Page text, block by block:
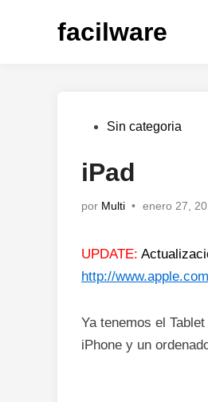
facilware
Publicado
Sin categoria
iPad
por Multi • enero 27,
UPDATE:
http://
Ya tenemos el
iPhone y un